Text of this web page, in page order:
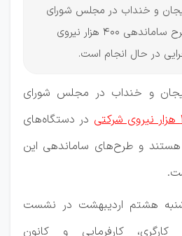
و خنداب در مجلس شورای
اسلامی گفت: بررسی طرح ساماندهی 400 هزار نیروی
در حال انجام است.
و خنداب در مجلس شورای
در دستگاه‌های
و طرح‌های ساماندهی این
هشتم اردیبهشت در نشست
کارفرمایی و کانون